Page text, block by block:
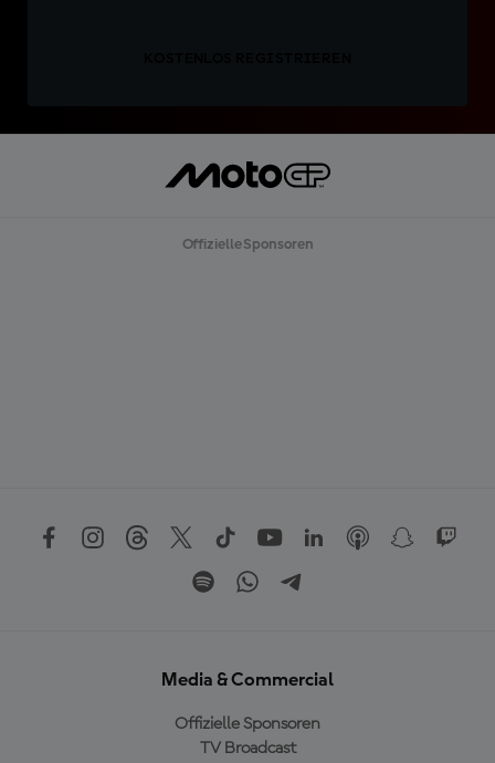
Offizielle Sponsoren
Media & Commercial
Offizielle Sponsoren
TV Broadcast